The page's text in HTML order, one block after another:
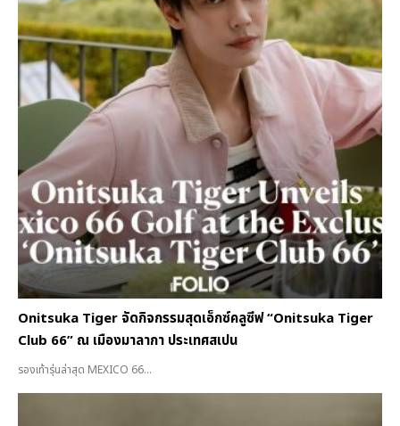
Onitsuka Tiger จัดกิจกรรมสุดเอ็กซ์คลูซีฟ “Onitsuka Tiger
Club 66” ณ เมืองมาลากา ประเทศสเปน
รองเท้ารุ่นล่าสุด MEXICO 66...